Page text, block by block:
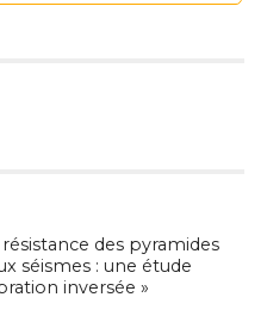
des pyramides
séismes : une étude
inversée »